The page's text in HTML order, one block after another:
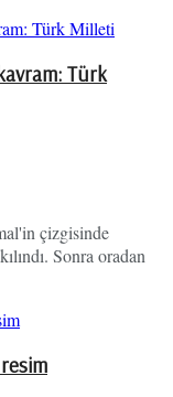
Türk
çizgisinde
Sonra oradan